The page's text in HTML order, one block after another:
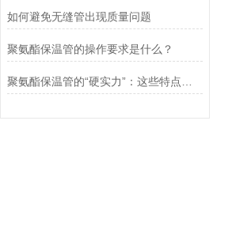
如何避免无缝管出现质量问题
聚氨酯保温管的操作要求是什么？